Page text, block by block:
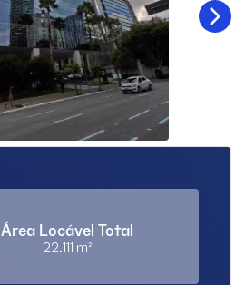
Área Locável Total
22.111 m²